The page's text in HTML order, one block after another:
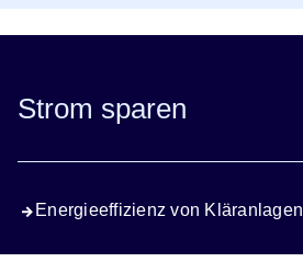
Strom sparen
Energieeffizienz von Kläranlagen